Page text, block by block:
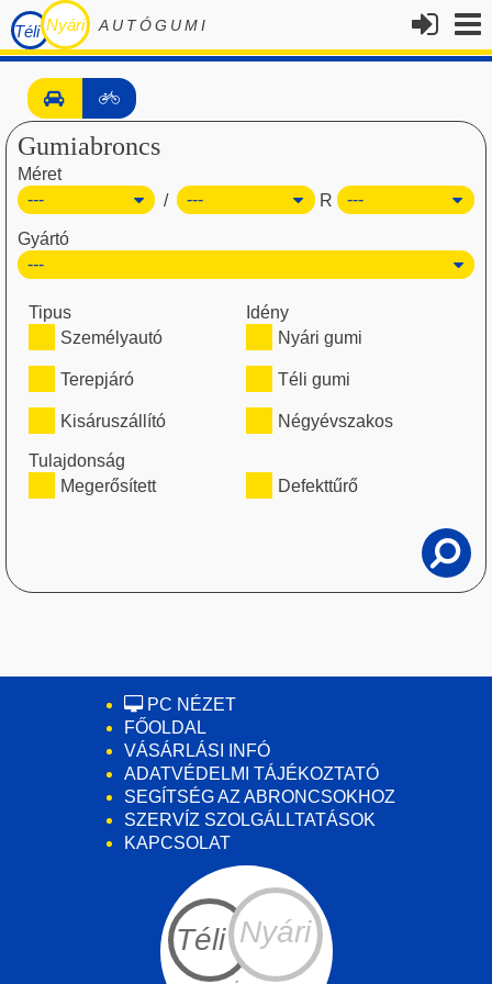
Téli Nyári AUTÓGUMI
Gumiabroncs
Méret
/
R
Gyártó
Tipus
Személyautó
Terepjáró
Kisáruszállító
Idény
Nyári gumi
Téli gumi
Négyévszakos
Tulajdonság
Megerősített
Defekttűrő
PC NÉZET
FŐOLDAL
VÁSÁRLÁSI INFÓ
ADATVÉDELMI TÁJÉKOZTATÓ
SEGÍTSÉG AZ ABRONCSOKHOZ
SZERVÍZ SZOLGÁLLTATÁSOK
KAPCSOLAT
Téli Nyári